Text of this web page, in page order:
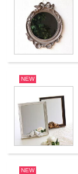
NEW
NEW